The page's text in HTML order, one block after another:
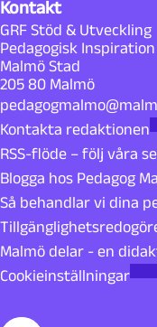
Kontakt
GRF Stöd & Utveckling
Pedagogisk Inspiration
Malmö Stad
205 80 Malmö
Kontakta redaktionen
RSS-flöde – följ våra
Blogga hos Pedagog
Så behandlar vi dina
Malmö delar - en
Cookieinställningar